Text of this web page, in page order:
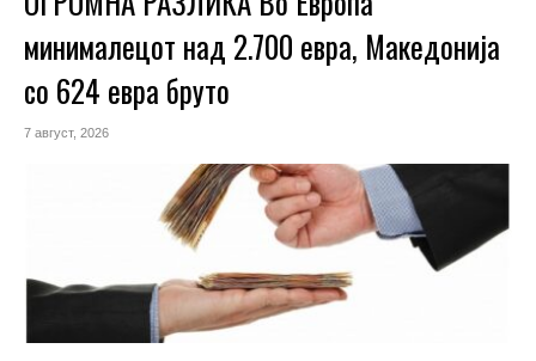
минималецот над 2.700 евра, Македонија
со 624 евра бруто
7 август, 2026